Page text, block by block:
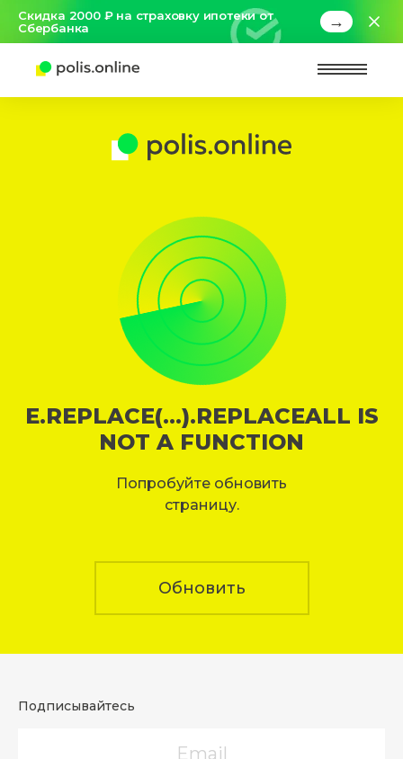
Скидка 2000 ₽ на страховку ипотеки от
Сбербанка
→
E.REPLACE(...).REPLACEALL IS
NOT A FUNCTION
Попробуйте обновить
страницу.
Обновить
Подписывайтесь